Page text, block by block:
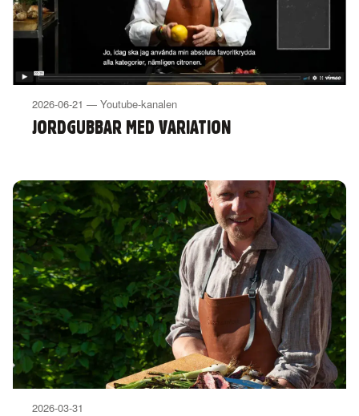
2026-06-21 — Youtube-kanalen
JORDGUBBAR MED VARIATION
2026-03-31